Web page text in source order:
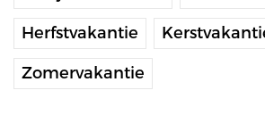
Herfstvakantie
Zomervakantie